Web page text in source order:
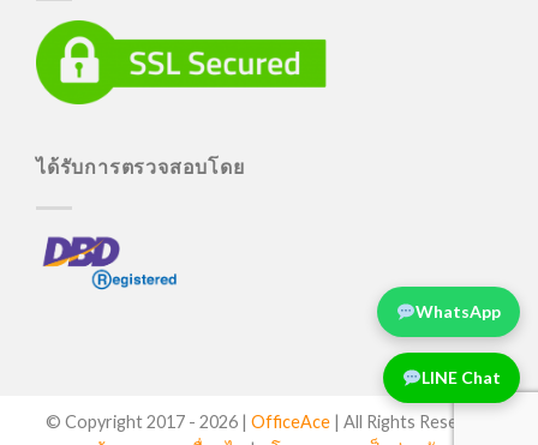
ได้รับการตรวจสอบโดย
© Copyright 2017 - 2026 | OfficeAce | All Rights Reserved
LINE Chat
WhatsApp